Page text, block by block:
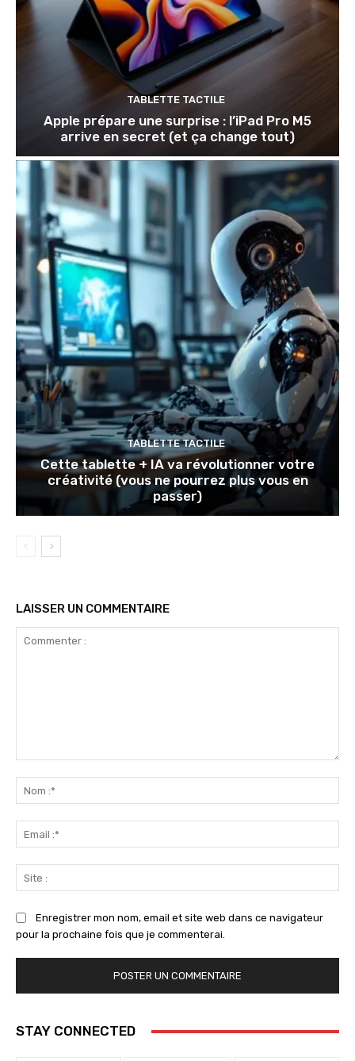
TABLETTE TACTILE
Apple prépare une surprise : l’iPad Pro M5
arrive en secret (et ça change tout)
TABLETTE TACTILE
Cette tablette + IA va révolutionner votre
créativité (vous ne pourrez plus vous en
passer)
LAISSER UN COMMENTAIRE
:*
:*
:
Enregistrer mon nom, email et site web dans ce navigateur
pour la prochaine fois que je commenterai.
STAY CONNECTED